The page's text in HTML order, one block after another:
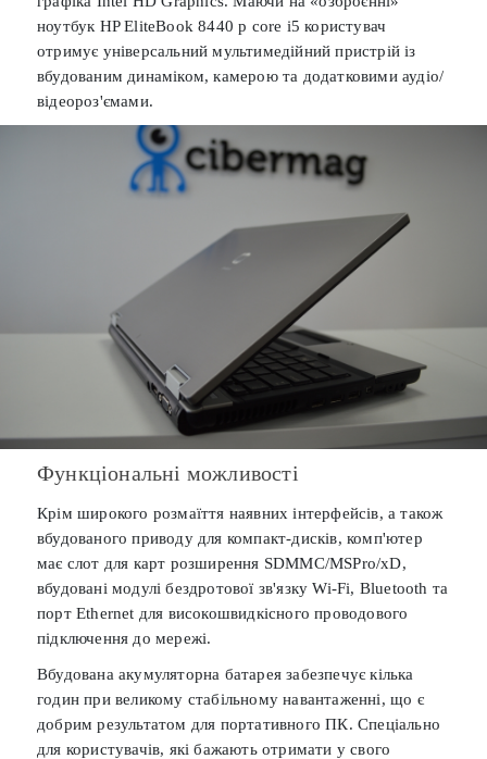
ноутбук HP EliteBook 8440 p core i5 користувач
отримує універсальний мультимедійний пристрій із
вбудованим динаміком, камерою та додатковими аудіо/
відеороз'ємами.
Функціональні можливості
Крім широкого розмаїття наявних інтерфейсів, а також
вбудованого приводу для компакт-дисків, комп'ютер
має слот для карт розширення SDMMC/MSPro/xD,
вбудовані модулі бездротової зв'язку Wi-Fi, Bluetooth та
порт Ethernet для високошвидкісного проводового
підключення до мережі.
Вбудована акумуляторна батарея забезпечує кілька
годин при великому стабільному навантаженні, що є
добрим результатом для портативного ПК. Спеціально
для користувачів, які бажають отримати у свого